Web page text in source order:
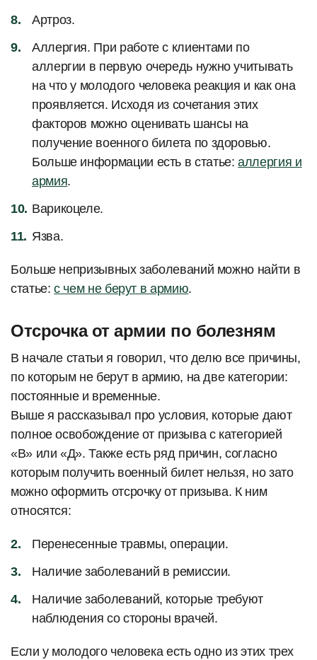
Артроз.
Аллергия. При работе с клиентами по
аллергии в первую очередь нужно учитывать
на что у молодого человека реакция и как она
проявляется. Исходя из сочетания этих
факторов можно оценивать шансы на
получение военного билета по здоровью.
Больше информации есть в статье:аллергия и
армия.
Варикоцеле.
Язва.
Больше непризывных заболеваний можно найти в
статье:с чем не берут в армию.
Отсрочка от армии по болезням
В начале статьи я говорил, что делю все причины,
по которым не берут в армию, на две категории:
постоянные и временные.
Выше я рассказывал про условия, которые дают
полное освобождение от призыва с категорией
«В» или «Д». Также есть ряд причин, согласно
которым получить военный билет нельзя, но зато
можно оформить отсрочку от призыва. К ним
относятся:
Перенесенные травмы, операции.
Наличие заболеваний в ремиссии.
Наличие заболеваний, которые требуют
наблюдения со стороны врачей.
Если у молодого человека есть одно из этих трех